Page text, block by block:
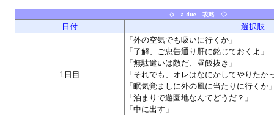
Aliens vs Predator 2 (Русские субтитры)
Dungeon Siege 2 Legendary Mod (Русские субтитры)
Теневой кардинал для Скайрима
◇ a due 攻略 ◇
日付 選択肢
1日目
「外の空気でも吸いに行くか」
「了解、ご忠告通り肝に銘じておくよ」
「無駄遣いは敵だ、昼飯抜き」
「それでも、オレはなにかしてやりた
「眠気覚ましに外の風に当たりに行くか
「泊まりで遊園地なんてどうだ？」
「中に出す」